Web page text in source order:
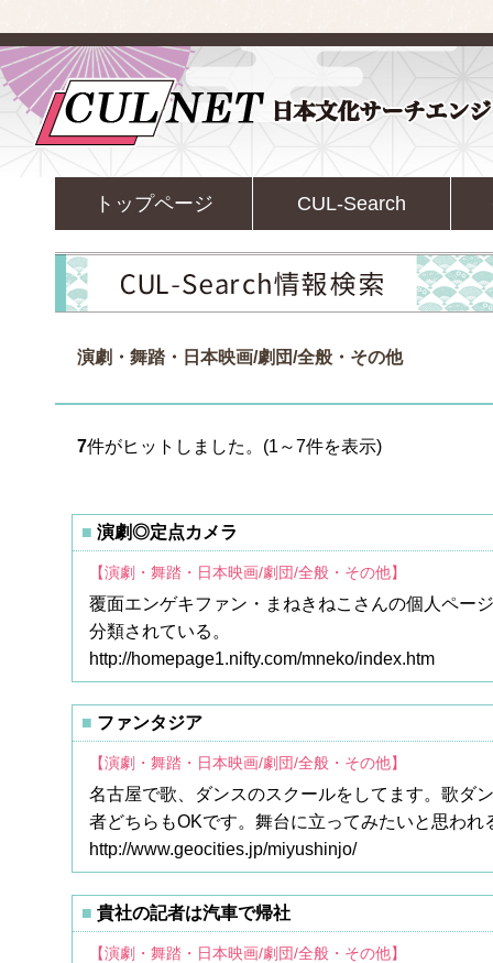
トップページ CUL-Search
演劇・舞踏・日本映画/劇団/全般・その他
7件がヒットしました。(1～7件を表示)
演劇◎定点カメラ
【演劇・舞踏・日本映画/劇団/全般・その他】
覆面エンゲキファン・まねきねこさんの個人ペー
分類されている。
http://homepage1.nifty.com/mneko/index.htm
ファンタジア
【演劇・舞踏・日本映画/劇団/全般・その他】
名古屋で歌、ダンスのスクールをしてます。歌ダ
者どちらもOKです。舞台に立ってみたいと思わ
http://www.geocities.jp/miyushinjo/
貴社の記者は汽車で帰社
【演劇・舞踏・日本映画/劇団/全般・その他】